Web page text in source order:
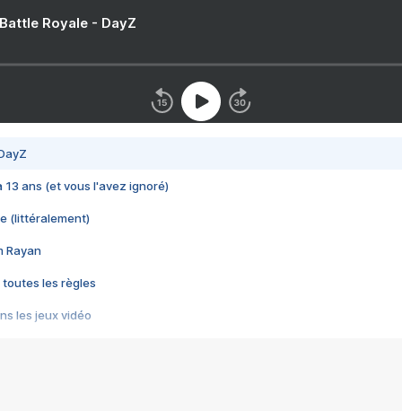
Royale - DayZ
13 ans (et vous l'avez ignoré)
(littéralement)
Rayan
toutes les règles
les jeux vidéo